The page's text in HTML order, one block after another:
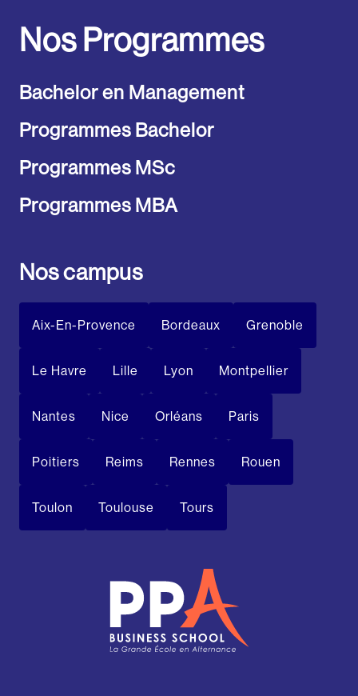
Nos Programmes
Bachelor en Management
Programmes Bachelor
Programmes MSc
Programmes MBA
Nos campus
Aix-En-Provence Bordeaux Grenoble
Le Havre Lille Lyon Montpellier
Nantes Nice Orléans Paris
Poitiers Reims Rennes Rouen
Toulon Toulouse Tours